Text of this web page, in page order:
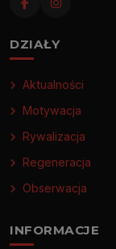
DZIAŁY
Aktualności
Motywacja
Rywalizacja
Regeneracja
Obserwacja
INFORMACJE